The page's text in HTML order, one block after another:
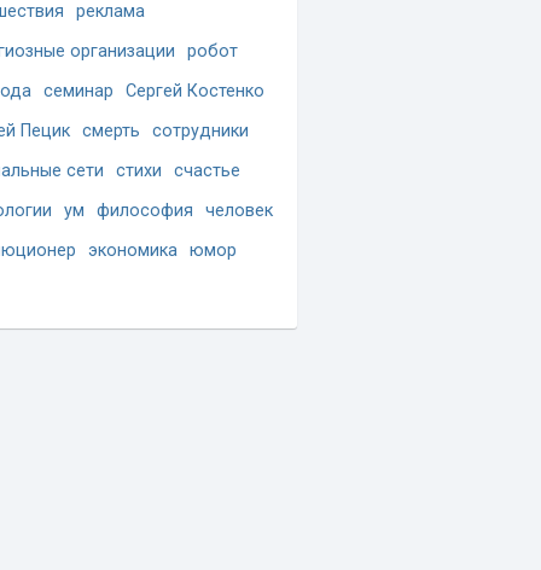
реклама
организации
робот
семинар
Сергей Костенко
Пецик смерть
сотрудники
сети
стихи
счастье
ум философия
человек
экономика юмор